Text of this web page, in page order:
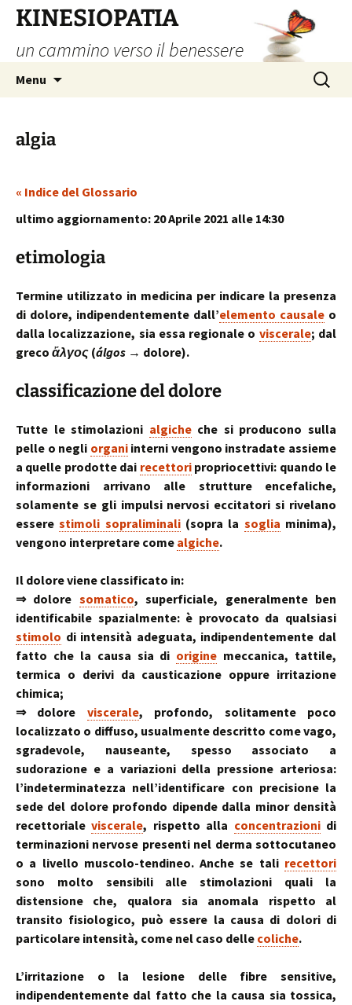
contenuto
KINESIOPATIA
un cammino verso il benessere
Menu
Ricerca
per:
algia
« Indice del Glossario
ultimo aggiornamento: 20 Aprile 2021 alle 14:30
etimologia
Termine utilizzato in medicina per indicare la presenza
di dolore, indipendentemente dall’elemento causale o
dalla localizzazione, sia essa regionale o viscerale; dal
greco ἄλγος (álgos → dolore).
classificazione del dolore
Tutte le stimolazioni algicheche si producono sulla
pelle o negli organiinterni vengono instradate assieme
a quelle prodotte dai recettoripropriocettivi: quando le
informazioni arrivano alle strutture encefaliche,
solamente se gli impulsi nervosi eccitatori si rivelano
esserestimoli sopraliminali(sopra la soglia minima),
vengono interpretare come algiche.
Il dolore viene classificato in:
⇒ dolore somatico, superficiale, generalmente ben
identificabile spazialmente: è provocato da qualsiasi
stimolo di intensità adeguata, indipendentemente dal
fatto che la causa sia di origine meccanica, tattile,
termica o derivi da causticazione oppure irritazione
chimica;
⇒ dolore viscerale, profondo, solitamente poco
localizzato o diffuso, usualmente descritto come vago,
sgradevole, nauseante, spesso associato a
sudorazione e a variazioni della pressione arteriosa:
l’indeterminatezza nell’identificare con precisione la
sede del dolore profondo dipende dalla minor densità
recettorialeviscerale, rispetto alla concentrazionidi
terminazioni nervose presenti nel derma sottocutaneo
o a livello muscolo-tendineo. Anche se tali recettori
sono molto sensibili alle stimolazioni quali la
distensione che, qualora sia anomala rispetto al
transito fisiologico, può essere la causa di dolori di
particolare intensità, come nel caso delle coliche.
L’irritazione o la lesione delle fibre sensitive,
indipendentemente dal fatto che la causa sia tossica,